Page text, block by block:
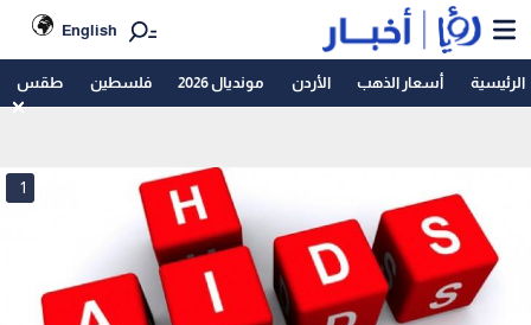
English
الرئيسية أسعار الذهب الأردن مونديال 2026 فلسطين طقس
1